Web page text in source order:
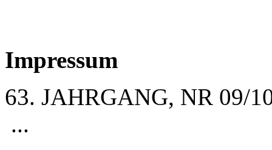
Impressum
63. JAHRGANG, NR 09/
...